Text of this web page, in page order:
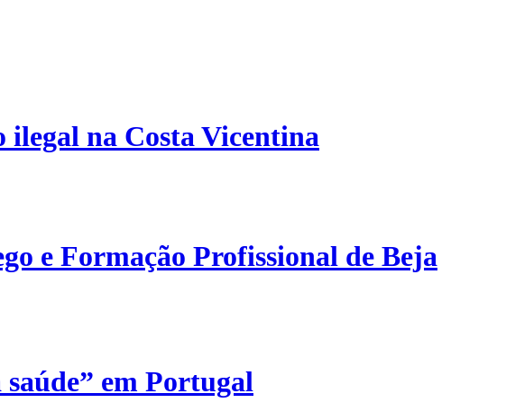
ilegal na Costa Vicentina
e Formação Profissional de Beja
em Portugal